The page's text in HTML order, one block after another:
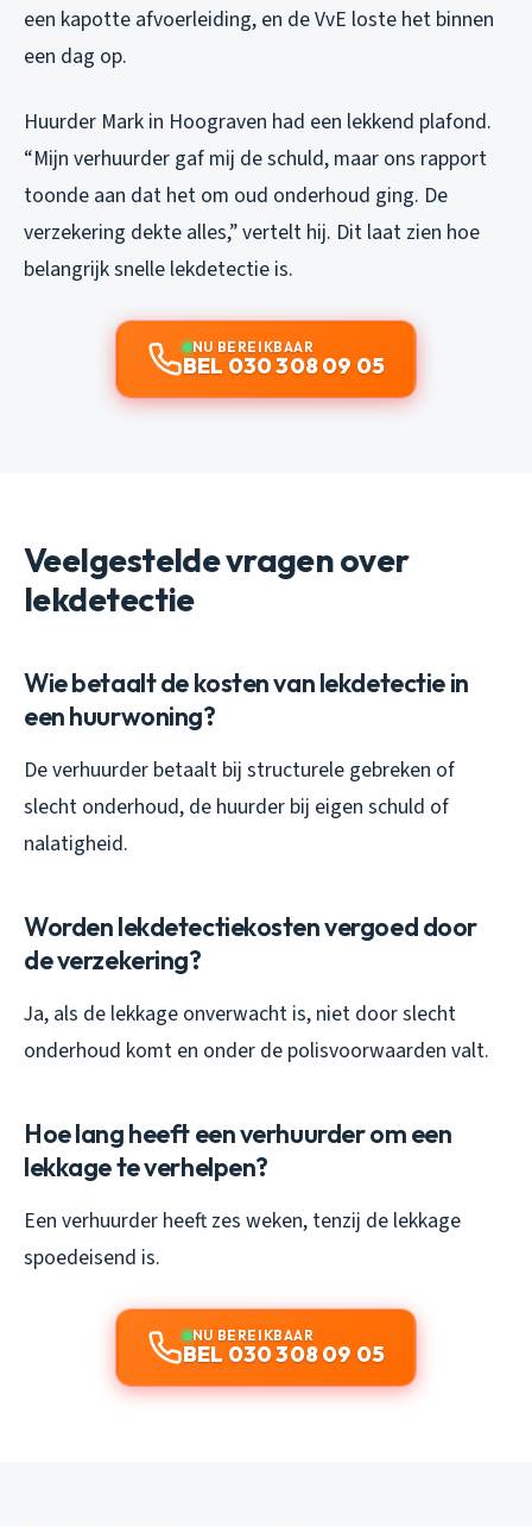
een kapotte afvoerleiding, en de VvE loste het binnen
een dag op.
Huurder Mark in Hoograven had een lekkend plafond.
“Mijn verhuurder gaf mij de schuld, maar ons rapport
toonde aan dat het om oud onderhoud ging. De
verzekering dekte alles,” vertelt hij. Dit laat zien hoe
belangrijk snelle lekdetectie is.
NU BEREIKBAAR
BEL 030 308 09 05
Veelgestelde vragen over
lekdetectie
Wie betaalt de kosten van lekdetectie in
een huurwoning?
De verhuurder betaalt bij structurele gebreken of
slecht onderhoud, de huurder bij eigen schuld of
nalatigheid.
Worden lekdetectiekosten vergoed door
de verzekering?
Ja, als de lekkage onverwacht is, niet door slecht
onderhoud komt en onder de polisvoorwaarden valt.
Hoe lang heeft een verhuurder om een
lekkage te verhelpen?
Een verhuurder heeft zes weken, tenzij de lekkage
spoedeisend is.
NU BEREIKBAAR
BEL 030 308 09 05